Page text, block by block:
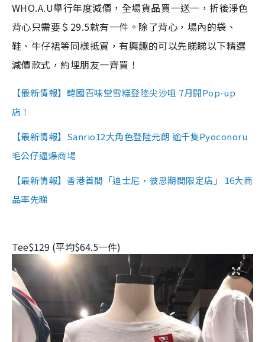
WHO.A.U舉行年度減價，全場貨品買一送一，折後淨色
背心只需要＄29.5就有一件。除了背心，場內的袋、
鞋、牛仔裙等同樣抵買，有興趣的可以先睇睇以下精選
減價款式，約埋朋友一齊買！
【最新情報】韓國百味堂雪糕登陸尖沙咀 7月開Pop-up
店！
【最新情報】Sanrio12大角色登陸元朗 逾千隻Pyoconoru
毛公仔逼爆商場
【最新情報】香港首間「迪士尼•彼思期間限定店」 16大商
品率先睇
Tee$129 (平均$64.5一件)